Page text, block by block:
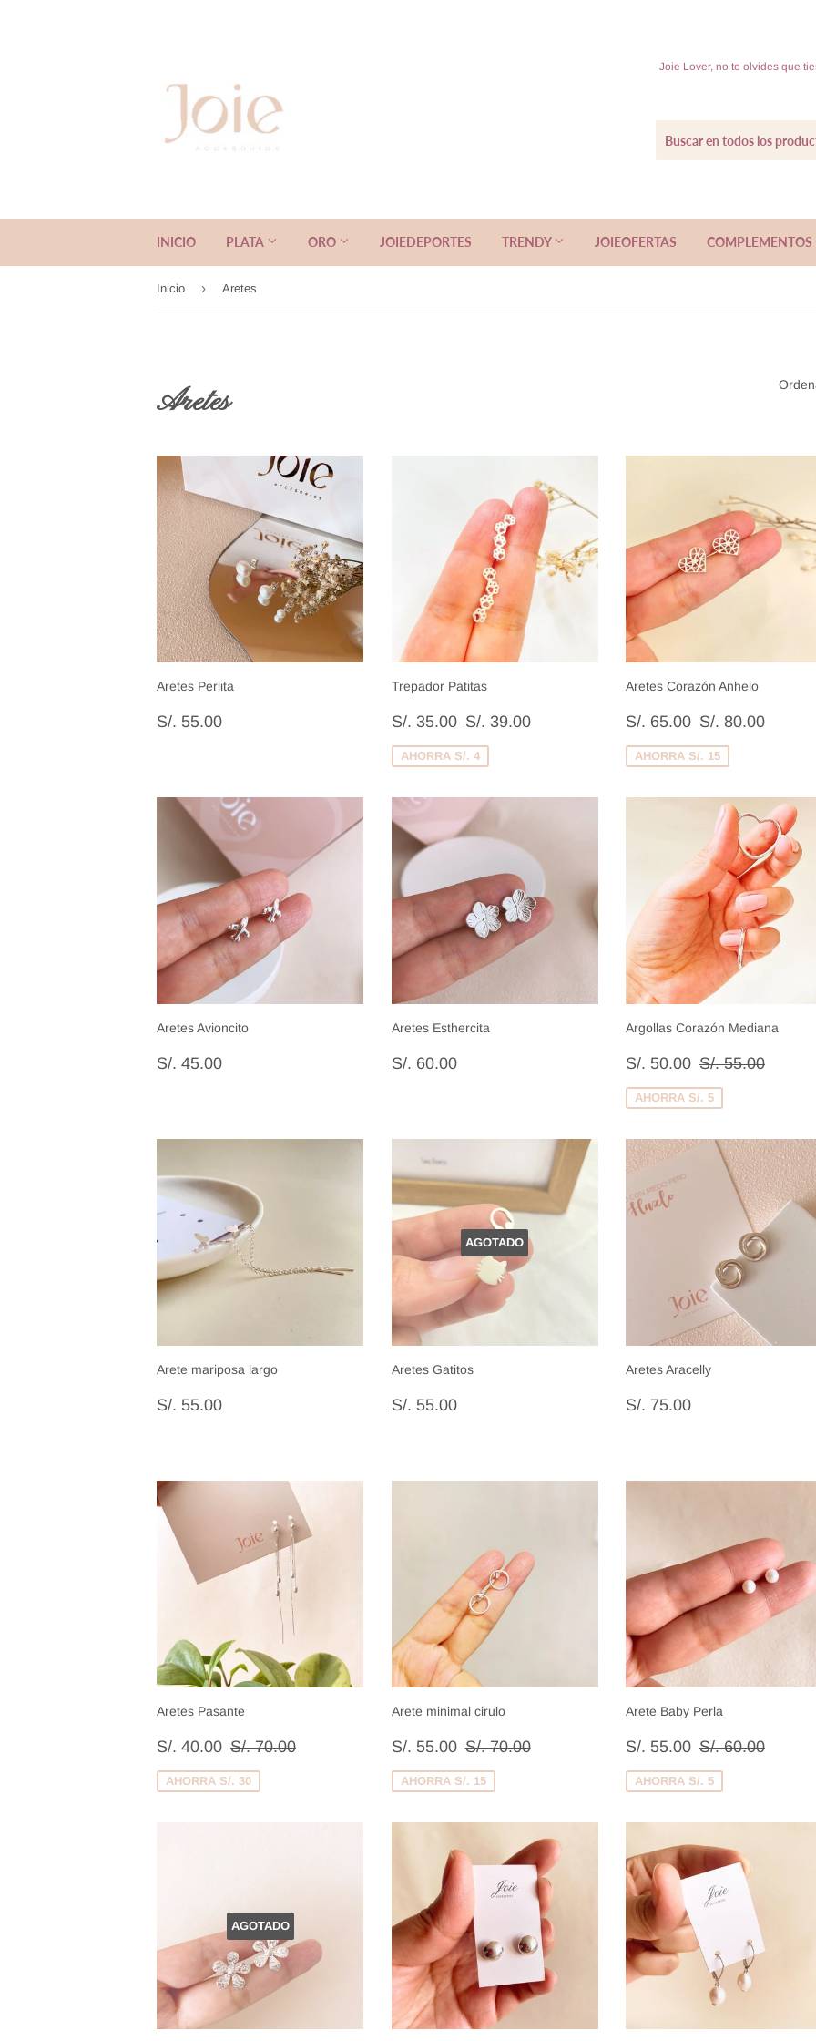
Joie Lover, no te olvides que
INICIO PLATA ORO JOIEDEPORTES TRENDY JOIEOFERTAS COMPLEMENTOS
Inicio › Aretes
Aretes
Aretes Perlita
Precio
habitual
S/. 55.00
Trepador Patitas
Precio
de
venta
S/. 35.00 S/.
35.00
Precio habitual
S/. 39.00S/. 39.00
AHORRA S/. 4
Aretes Corazón Anhelo
Precio
de
venta
S/. 65.00 S/.
65.00
Precio habitual
S/. 80.00
AHORRA S/. 15
Aretes Avioncito
Precio
habitual
S/. 45.00
Aretes Esthercita
Precio
habitual
S/. 60.00S/.
Argollas Corazón Mediana
Precio
de
venta
S/. 50.00 S/.
50.00
Precio habitual
S/. 55.00
AHORRA S/. 5
Arete mariposa largo
Precio
habitual
S/. 55.00
AGOTADO
Aretes Gatitos
Precio
habitual
S/. 55.00S/.
Aretes Aracelly
Precio
habitual
S/. 75.00
Aretes Pasante
Precio
de
venta
S/. 40.00 S/.
40.00
Precio habitual
S/. 70.00
AHORRA S/. 30
Arete minimal cirulo
Precio
de
venta
S/. 55.00 S/.
55.00
Precio habitual
S/. 70.00S/. 70.00
AHORRA S/. 15
Arete Baby Perla
Precio
de
venta
S/. 55.00 S/.
55.00
Precio habitual
S/. 60.00
AHORRA S/. 5
AGOTADO